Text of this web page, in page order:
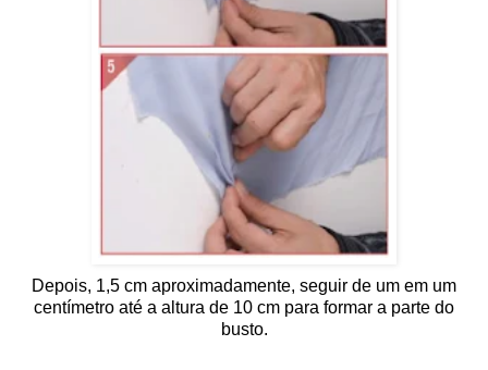
Depois, 1,5 cm aproximadamente, seguir de um em um
centímetro até a altura de 10 cm para formar a parte do
busto.